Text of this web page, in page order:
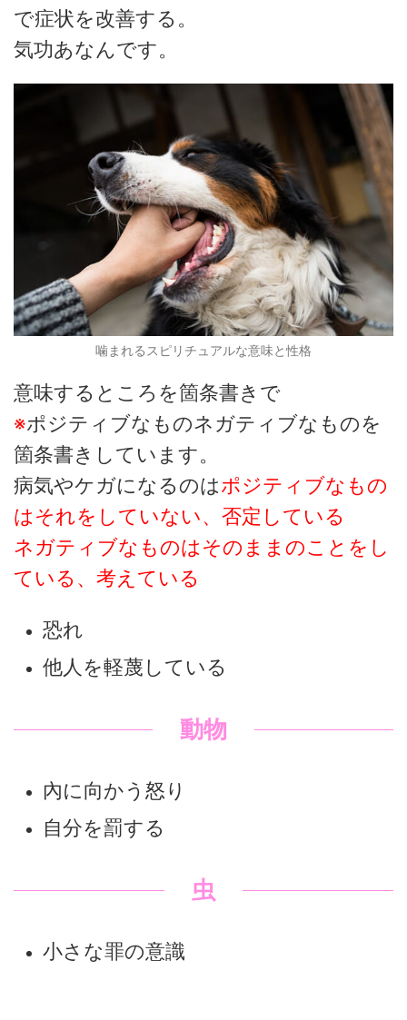
で症状を改善する。
気功あなんです。
噛まれるスピリチュアルな意味と性格
意味するところを箇条書きで
※ポジティブなものネガティブなものを
箇条書きしています。
病気やケガになるのはポジティブなもの
はそれをしていない、否定している
ネガティブなものはそのままのことをし
ている、考えている
恐れ
他人を軽蔑している
動物
內に向かう怒り
自分を罰する
虫
小さな罪の意識